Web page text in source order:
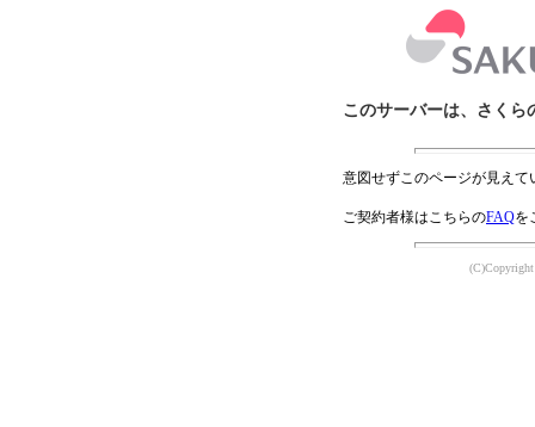
このサーバーは、さくら
意図せずこのページが見え
ご契約者様はこちらのFAQを